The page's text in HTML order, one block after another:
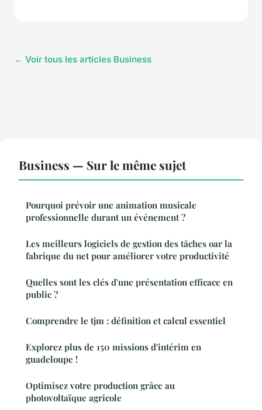
← Voir tous les articles Business
Business — Sur le même sujet
Pourquoi prévoir une animation musicale
professionnelle durant un événement ?
Les meilleurs logiciels de gestion des tâches oar la
fabrique du net pour améliorer votre productivité
Quelles sont les clés d'une présentation efficace en
public ?
Comprendre le tjm : définition et calcul essentiel
Explorez plus de 150 missions d'intérim en
guadeloupe !
Optimisez votre production grâce au
photovoltaïque agricole